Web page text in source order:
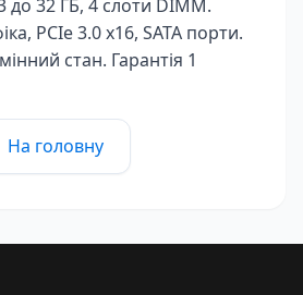
до 32 ГБ, 4 слоти DIMM.
PCIe 3.0 x16, SATA порти.
стан. Гарантія 1
На головну